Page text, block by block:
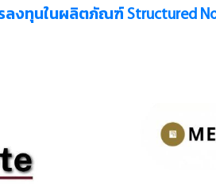
ลงทุนในผลิตภัณฑ์ Structured